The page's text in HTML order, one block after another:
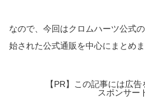
なので、今回はクロムハーツ公式
始された公式通販を中心にまとめま
【PR】この記事には広
スポンサー